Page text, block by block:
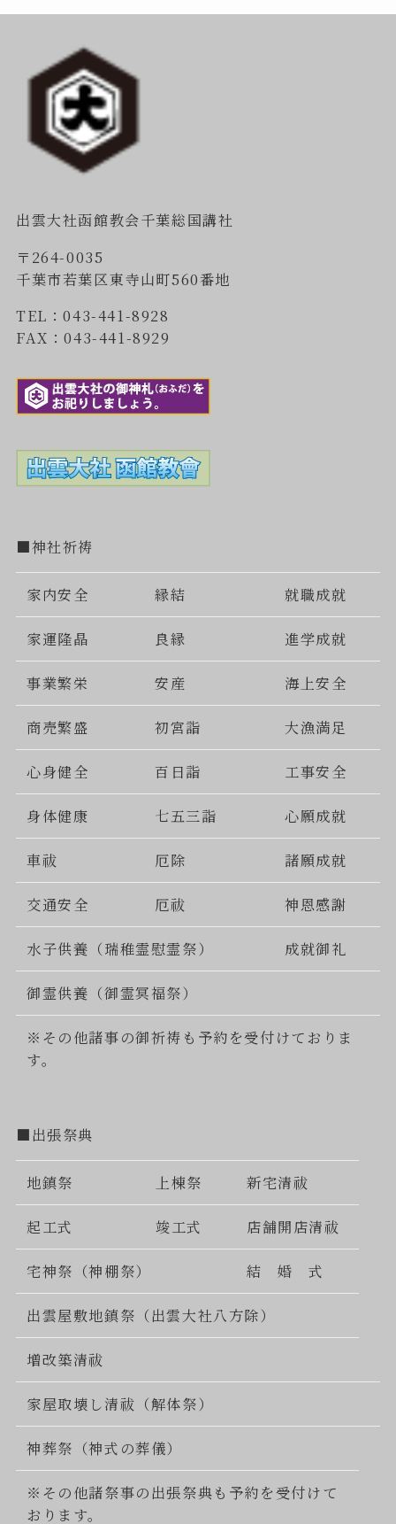
出雲大社函館教会千葉総国講社
〒264-0035
千葉市若葉区東寺山町560番地
TEL：043-441-8928
FAX：043-441-8929
■神社祈祷
家内安全 縁結 就職成就
家運隆晶 良縁 進学成就
事業繁栄 安産 海上安全
商売繁盛 初宮詣 大漁満足
心身健全 百日詣 工事安全
身体健康 七五三詣 心願成就
車祓 厄除 諸願成就
交通安全 厄祓 神恩感謝
水子供養（瑞稚霊慰霊祭） 成就御礼
御霊供養（御霊冥福祭）
※その他諸事の御祈祷も予約を受付けておりま
す。
■出張祭典
地鎮祭 上棟祭 新宅清祓
起工式 竣工式 店舗開店清祓
宅神祭（神棚祭） 結 婚 式
出雲屋敷地鎮祭（出雲大社八方除）
増改築清祓
家屋取壊し清祓（解体祭）
神葬祭（神式の葬儀）
※その他諸祭事の出張祭典も予約を受付けて
おります。